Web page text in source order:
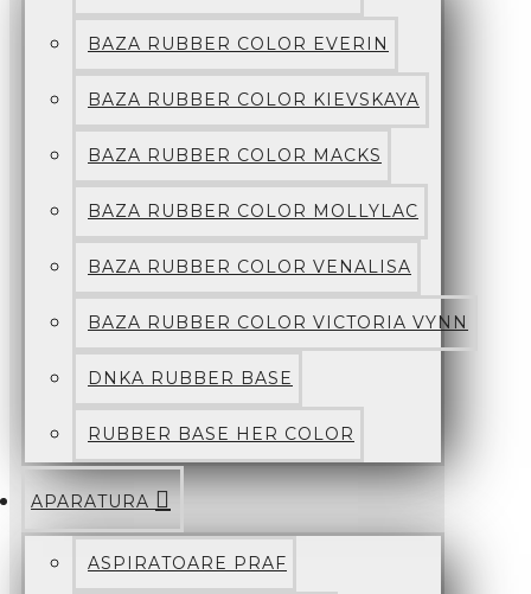
BAZA RUBBER COLOR EVERIN
BAZA RUBBER COLOR KIEVSKAYA
BAZA RUBBER COLOR MACKS
BAZA RUBBER COLOR MOLLYLAC
BAZA RUBBER COLOR VENALISA
BAZA RUBBER COLOR VICTORIA VYNN
DNKA RUBBER BASE
RUBBER BASE HER COLOR
APARATURA
ASPIRATOARE PRAF